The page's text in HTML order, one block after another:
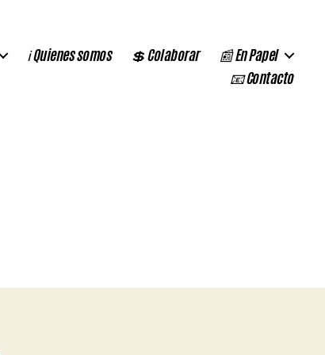
ℹ️ Quienes somos 💲 Colaborar
📰 En Papel
📧 Contacto